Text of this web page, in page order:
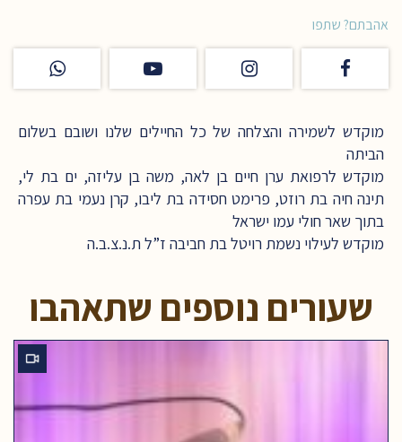
אהבתם? שתפו
מוקדש לשמירה והצלחה של כל החיילים שלנו ושובם בשלום
הביתה
מוקדש לרפואת ערן חיים בן לאה, משה בן עליזה, ים בת לי,
תינה חיה בת רוזט, פרימט חסידה בת ליבו, קרן נעמי בת עפרה
בתוך שאר חולי עמו ישראל
מוקדש לעילוי נשמת רויטל בת חביבה ז”ל ת.נ.צ.ב.ה
שעורים נוספים שתאהבו